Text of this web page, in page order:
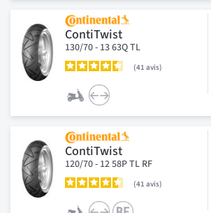
ContiTwist
130/70 - 13 63Q TL
41 avis
ContiTwist
120/70 - 12 58P TL RF
41 avis